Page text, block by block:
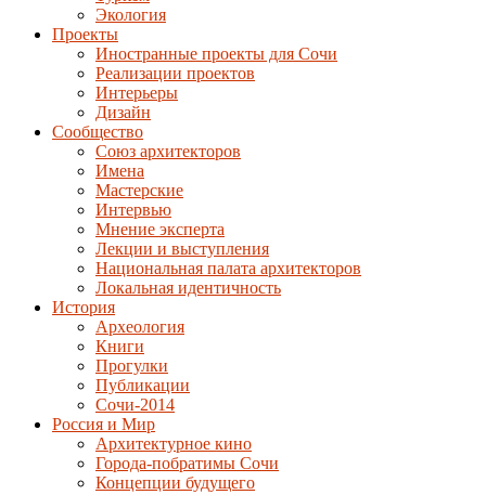
Экология
Проекты
Иностранные проекты для Сочи
Реализации проектов
Интерьеры
Дизайн
Сообщество
Союз архитекторов
Имена
Мастерские
Интервью
Мнение эксперта
Лекции и выступления
Национальная палата архитекторов
Локальная идентичность
История
Археология
Книги
Прогулки
Публикации
Сочи-2014
Россия и Мир
Архитектурное кино
Города-побратимы Сочи
Концепции будущего